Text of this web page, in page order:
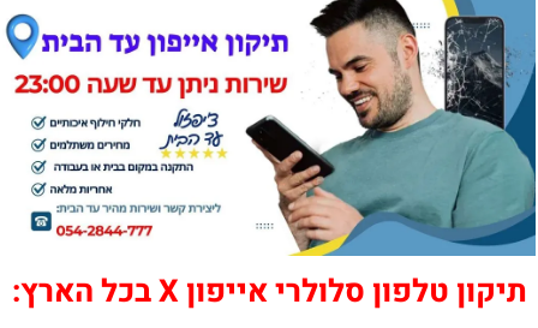
תיקון טלפון סלולרי אייפון X בכל הארץ: